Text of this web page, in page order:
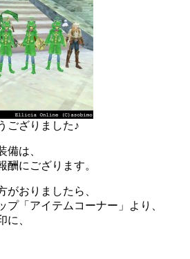
ござりました♪
備は、
酬にござります。
がおりましたら、
プ「アイテムコーナー」より、
に、